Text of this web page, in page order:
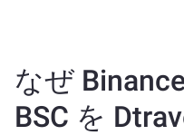
なぜ
BSC を